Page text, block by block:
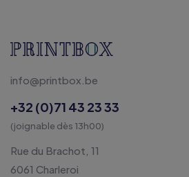
info@printbox.be
+32 (0)71 43 23 33
(joignable dès 13h00)
Rue du Brachot, 11
6061 Charleroi